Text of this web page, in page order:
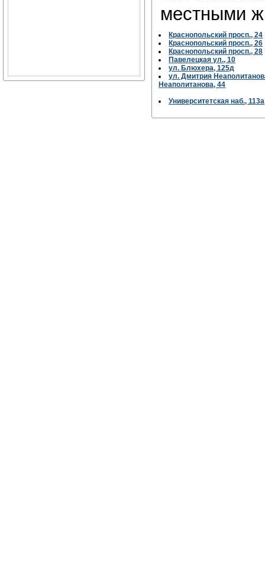
местными
Краснопольский просп., 24
Краснопольский просп., 26
Краснопольский просп., 28
Павелецкая ул., 10
ул. Блюхера, 125д
ул. Дмитрия
Неаполитанова, 44
Университетская наб., 113а